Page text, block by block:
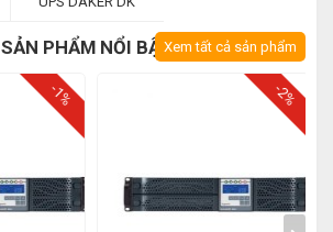
SẢN PHẨM NỔI BẬTXem tất cả sản phẩm
-1% -2%